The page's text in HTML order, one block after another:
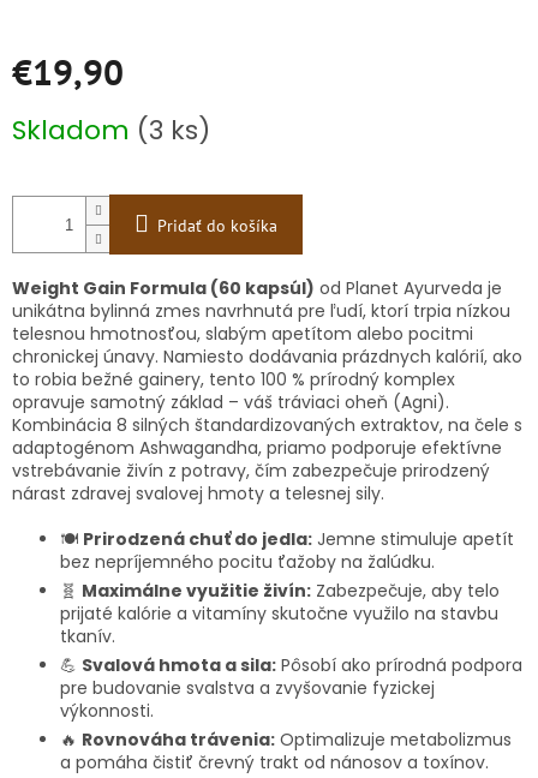
€19,90
cena:
Skladom (3 ks)
Pridať do košíka
Weight Gain Formula (60 kapsúl) od Planet Ayurveda je
unikátna bylinná zmes navrhnutá pre ľudí, ktorí trpia nízkou
telesnou hmotnosťou, slabým apetítom alebo pocitmi
chronickej únavy. Namiesto dodávania prázdnych kalórií, ako
to robia bežné gainery, tento 100 % prírodný komplex
opravuje samotný základ – váš tráviaci oheň (Agni).
Kombinácia 8 silných štandardizovaných extraktov, na čele s
adaptogénom Ashwagandha, priamo podporuje efektívne
vstrebávanie živín z potravy, čím zabezpečuje prirodzený
nárast zdravej svalovej hmoty a telesnej sily.
🍽️ Prirodzená chuť do jedla: Jemne stimuluje apetít
bez nepríjemného pocitu ťažoby na žalúdku.
🧬 Maximálne využitie živín: Zabezpečuje, aby telo
prijaté kalórie a vitamíny skutočne využilo na stavbu
tkanív.
💪 Svalová hmota a sila: Pôsobí ako prírodná podpora
pre budovanie svalstva a zvyšovanie fyzickej
výkonnosti.
🔥 Rovnováha trávenia: Optimalizuje metabolizmus
a pomáha čistiť črevný trakt od nánosov a toxínov.